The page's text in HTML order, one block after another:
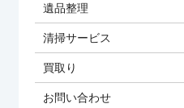
遺品整理
清掃サービス
買取り
お問い合わせ